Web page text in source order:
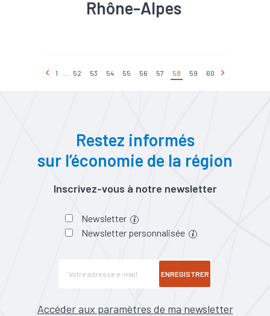
Rhône-Alpes
#Interim
#Services
#Tendance économique
#Tourisme
1 52 53 54 55 56 57 58 59 60
Restez informés
sur l’économie de la région
Inscrivez-vous à notre newsletter
Newsletter
Newsletter personnalisée
ENREGISTRER
Accéder aux paramètres de ma newsletter